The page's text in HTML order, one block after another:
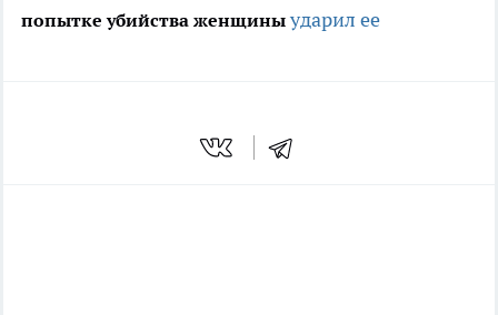
попытке убийства женщины ударил ее